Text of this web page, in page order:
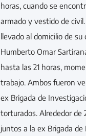
horas, cuando se
armado y vestido de
llevado al domicilio de
Humberto Omar
hasta las 21 horas,
trabajo. Ambos fueron
ex Brigada de
torturados. Alrededor de
juntos a la ex Brigada